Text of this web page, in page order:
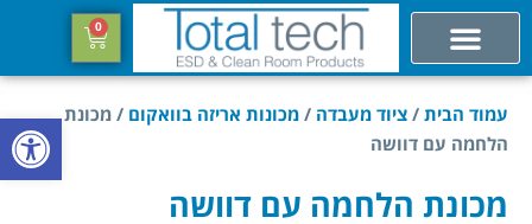
פתח
0
עמוד הבית / ציוד מעבדה / מכונות אריזה בוואקום / מכונת
הלחמה עם דוושה
מכונת הלחמה עם דוושה